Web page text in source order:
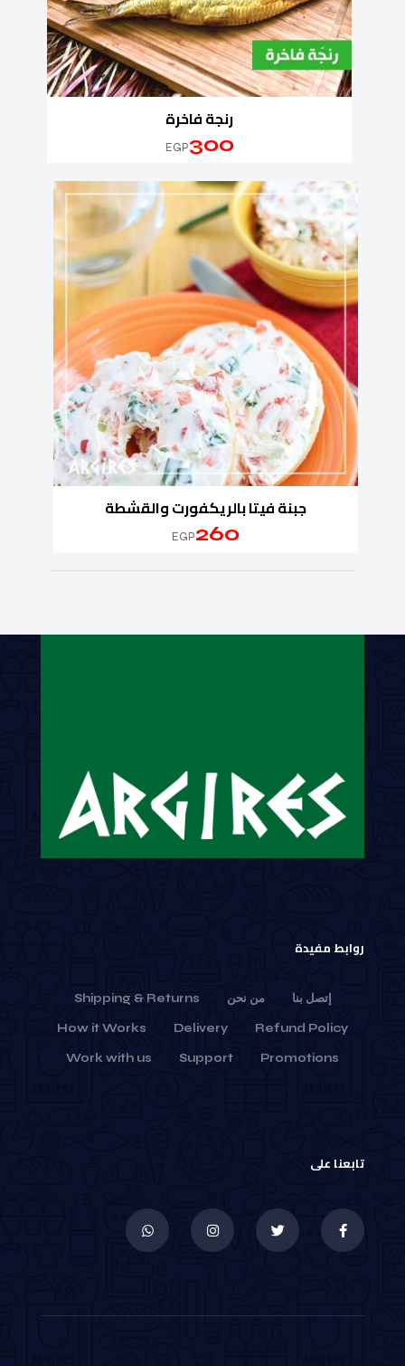
رنجة فاخرة
EGP300
جبنة فيتا بالريكفورت والقشطة
EGP260
روابط مفيدة
إتصل بنا من نحن Shipping & Returns
Refund Policy
Delivery
How it Works
Promotions
Support
Work with us
تابعنا على